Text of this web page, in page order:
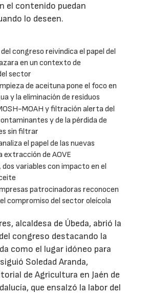
el contenido puedan
lo deseen.
congreso reivindica el papel del
en un contexto de
sector
de aceituna pone el foco en
y la eliminación de residuos
MOAH y filtración alerta del
y de la pérdida de
sin filtrar
el papel de las nuevas
extracción de AOVE
dos variables con impacto en el
patrocinadoras reconocen
compromiso del sector oleícola
alcaldesa de Úbeda, abrió la
congreso destacando la
como el lugar idóneo para
Soledad Aranda,
de Agricultura en Jaén de
que ensalzó la labor del